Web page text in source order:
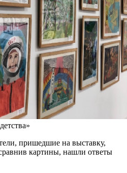
пришедшие на выставку,
картины, нашли ответы